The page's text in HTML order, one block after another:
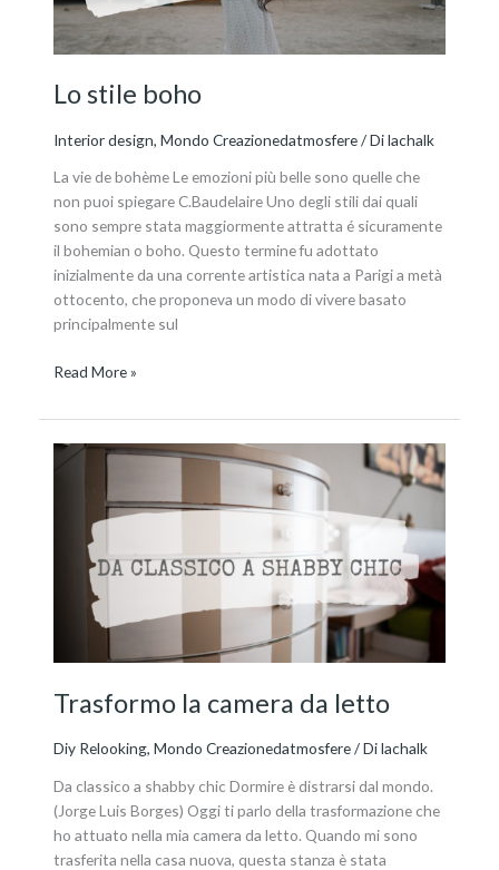
Lo stile boho
Interior design,Mondo Creazionedatmosfere/ Dilachalk
La vie de bohème Le emozioni più belle sono quelle che
non puoi spiegare C.Baudelaire Uno degli stili dai quali
sono sempre stata maggiormente attratta é sicuramente
il bohemian o boho. Questo termine fu adottato
inizialmente da una corrente artistica nata a Parigi a metà
ottocento, che proponeva un modo di vivere basato
principalmente sul
Read More »
Trasformo la camera da letto
Diy Relooking,Mondo Creazionedatmosfere/ Dilachalk
Da classico a shabby chic Dormire è distrarsi dal mondo.
(Jorge Luis Borges) Oggi ti parlo della trasformazione che
ho attuato nella mia camera da letto. Quando mi sono
trasferita nella casa nuova, questa stanza è stata
Trasformo